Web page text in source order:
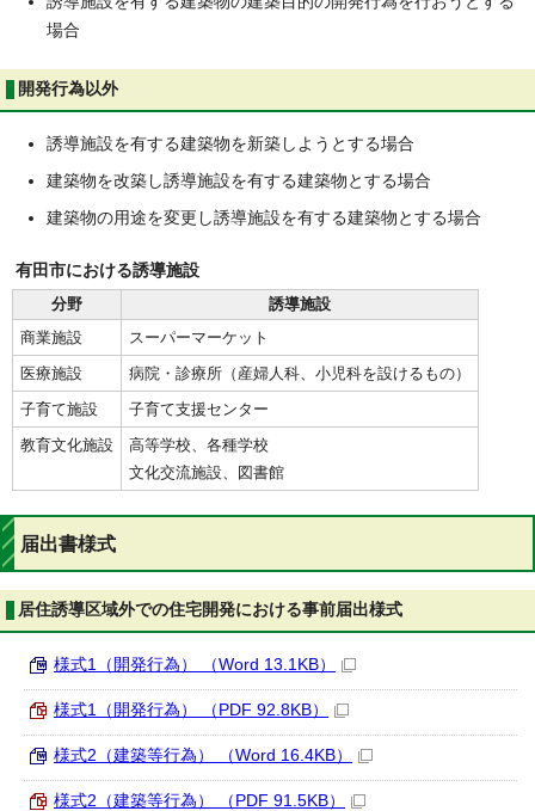
場合
開発行為以外
誘導施設を有する建築物を新築しようとする場合
建築物を改築し誘導施設を有する建築物とする場合
建築物の用途を変更し誘導施設を有する建築物とする場合
有田市における誘導施設
分野
誘導施設
商業施設
スーパーマーケット
医療施設
病院・診療所（産婦人科、小児科を設けるもの）
子育て施設
子育て支援センター
教育文化施設
高等学校、各種学校
文化交流施設、図書館
届出書様式
居住誘導区域外での住宅開発における事前届出様式
様式1（開発行為） （Word 13.1KB）
様式1（開発行為） （PDF 92.8KB）
様式2（建築等行為） （Word 16.4KB）
様式2（建築等行為） （PDF 91.5KB）